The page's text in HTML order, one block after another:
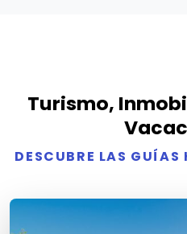
Turismo,
DESCUBRE LAS GUÍAS